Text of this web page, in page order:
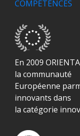
COMPÉTENCES
En 2009
la communauté
Européenne
innovants dans
la catégorie